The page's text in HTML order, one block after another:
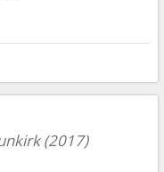
(2017)